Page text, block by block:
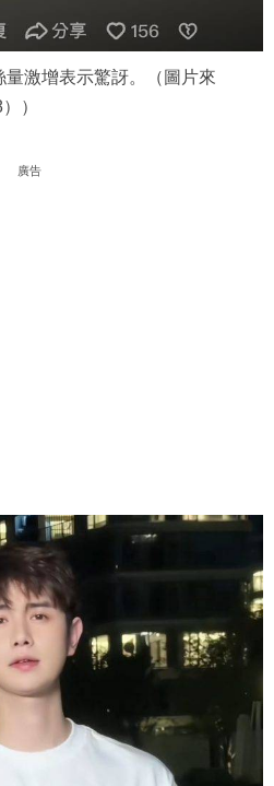
激增表示驚訝。（圖片來
）
廣告